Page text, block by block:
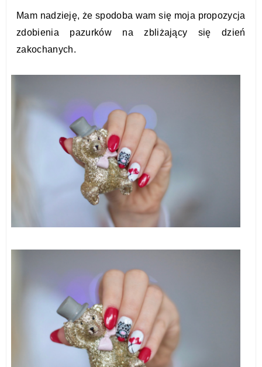
Mam nadzieję, że spodoba wam się moja propozycja
zdobienia pazurków na zbliżający się dzień
zakochanych.